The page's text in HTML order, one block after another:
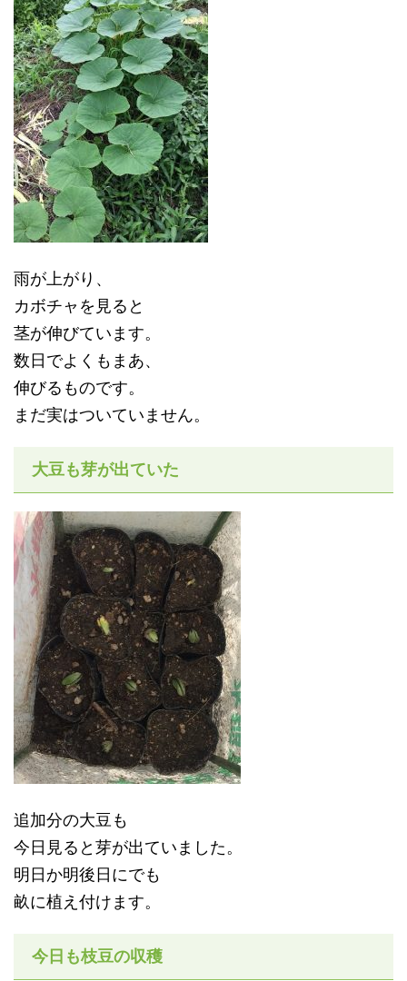
雨が上がり、
カボチャを見ると
茎が伸びています。
数日でよくもまあ、
伸びるものです。
まだ実はついていません。
大豆も芽が出ていた
追加分の大豆も
今日見ると芽が出ていました。
明日か明後日にでも
畝に植え付けます。
今日も枝豆の収穫